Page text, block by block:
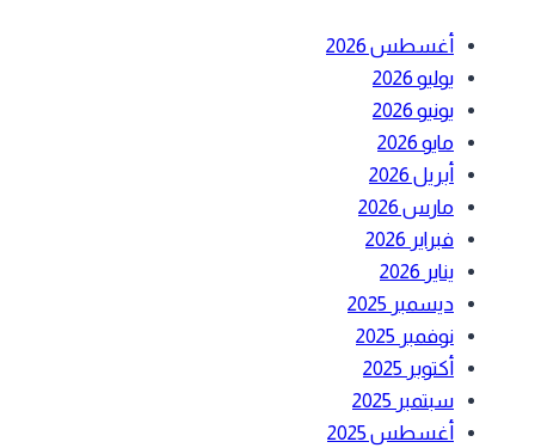
أغسطس 2026
يوليو 2026
يونيو 2026
مايو 2026
أبريل 2026
مارس 2026
فبراير 2026
يناير 2026
ديسمبر 2025
نوفمبر 2025
أكتوبر 2025
سبتمبر 2025
أغسطس 2025